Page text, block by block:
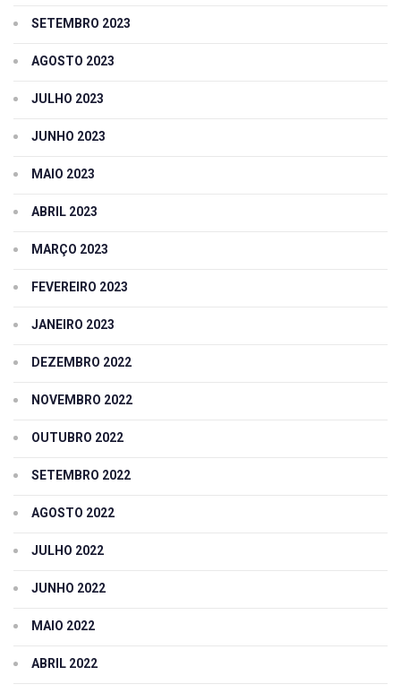
SETEMBRO 2023
AGOSTO 2023
JULHO 2023
JUNHO 2023
MAIO 2023
ABRIL 2023
MARÇO 2023
FEVEREIRO 2023
JANEIRO 2023
DEZEMBRO 2022
NOVEMBRO 2022
OUTUBRO 2022
SETEMBRO 2022
AGOSTO 2022
JULHO 2022
JUNHO 2022
MAIO 2022
ABRIL 2022